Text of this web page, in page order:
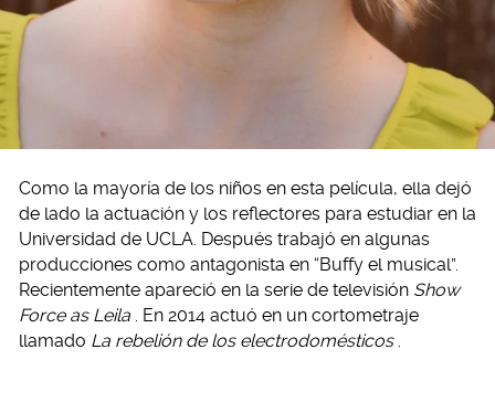
Como la mayoría de los niños en esta película, ella dejó
de lado la actuación y los reflectores para estudiar en la
Universidad de UCLA. Después trabajó en algunas
producciones como antagonista en “Buffy el musical”.
Recientemente apareció en la serie de televisión Show
Force as Leila
. En 2014 actuó en un cortometraje
llamado La rebelión de los electrodomésticos